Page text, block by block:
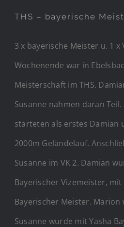
THS – bayerische
3 x bayerische Meister u. 1 x
Wochenende war in
Meisterschaft im THS.
Susanne nahmen daran Teil.
starteten als erstes Damian
2000m Geländelauf.
Susanne im VK 2. Damian
Bayerischer Vizemeister, mit
Bayerischer Meister. Marion
Susanne wurde mit Yasha